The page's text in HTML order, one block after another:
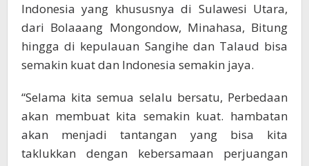
Indonesia yang khususnya di Sulawesi Utara,
dari Bolaaang Mongondow, Minahasa, Bitung
hingga di kepulauan Sangihe dan Talaud bisa
semakin kuat dan Indonesia semakin jaya.
“Selama kita semua selalu bersatu, Perbedaan
akan membuat kita semakin kuat. hambatan
akan menjadi tantangan yang bisa kita
taklukkan dengan kebersamaan perjuangan